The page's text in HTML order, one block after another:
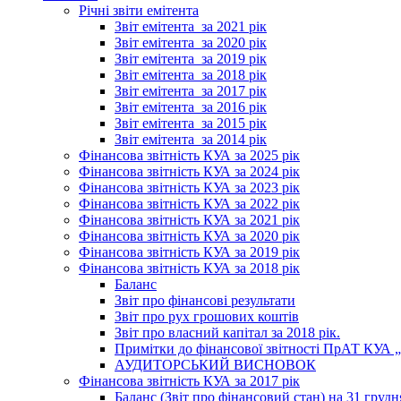
Річні звіти емітента
Звіт емітента_за 2021 рік
Звіт емітента_за 2020 рік
Звіт емітента_за 2019 рік
Звіт емітента_за 2018 рік
Звіт емітента_за 2017 рік
Звіт емітента_за 2016 рік
Звіт емітента_за 2015 рік
Звіт емітента_за 2014 рік
Фінансова звітність КУА за 2025 рік
Фінансова звітність КУА за 2024 рік
Фінансова звітність КУА за 2023 рік
Фінансова звітність КУА за 2022 рік
Фінансова звітність КУА за 2021 рік
Фінансова звітність КУА за 2020 рік
Фінансова звітність КУА за 2019 рік
Фінансова звітність КУА за 2018 рік
Баланс
Звіт про фінансові результати
Звіт про рух грошових коштів
Звіт про власний капітал за 2018 рік.
Примітки до фінансової звітності ПрАТ КУА
АУДИТОРСЬКИЙ ВИСНОВОК
Фінансова звітність КУА за 2017 рік
Баланс (Звіт про фінансовий стан) на 31